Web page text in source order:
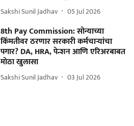
Sakshi Sunil Jadhav 05 Jul 2026
8th Pay Commission: सोन्याच्या
किंमतीवर ठरणार सरकारी कर्मचाऱ्यांचा
पगार? DA, HRA, पेन्शन आणि एरिअरबाबत
मोठा खुलासा
Sakshi Sunil Jadhav 03 Jul 2026